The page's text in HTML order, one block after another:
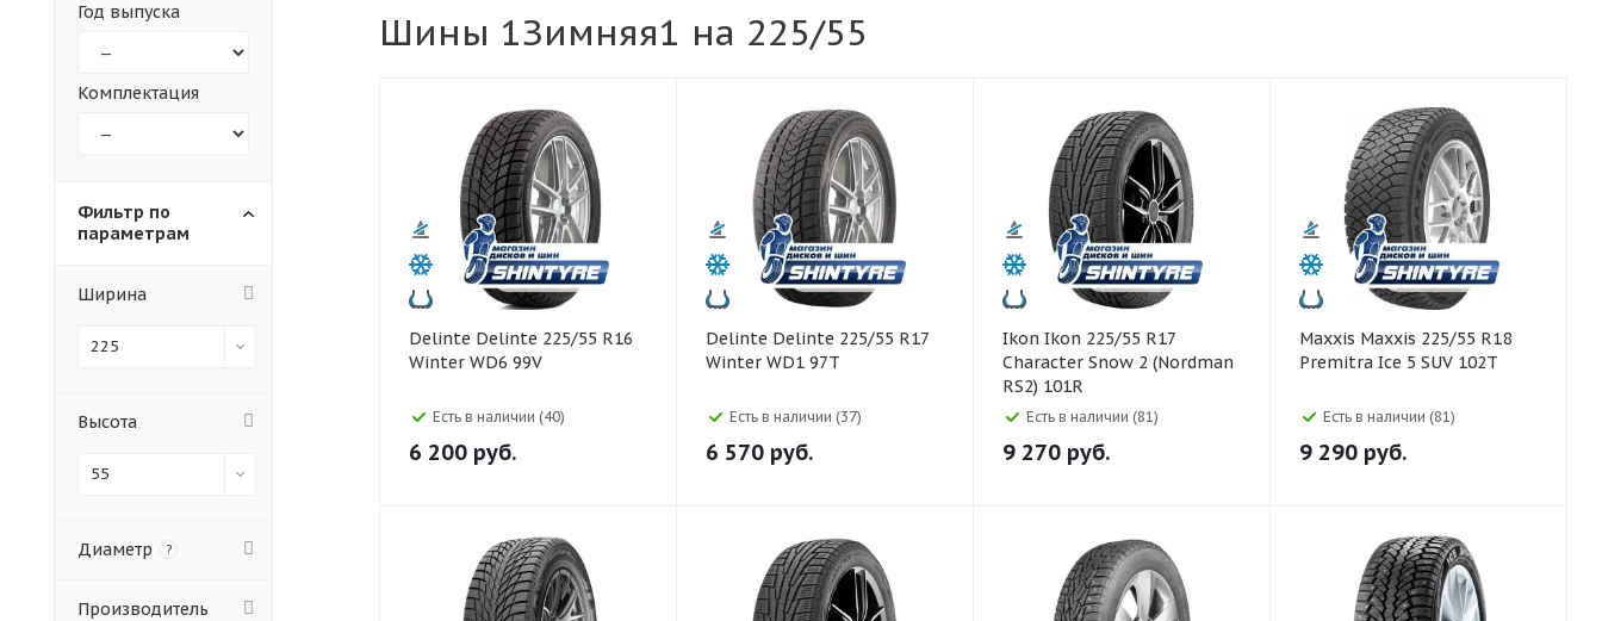
30 35 40 45 45 50 55
Шины 1Зимняя1 на 225/55
Delinte Delinte 225/55 R16
Winter WD6 99V
Есть в наличии (40)
6 200 руб.
Delinte Delinte 225/55 R17
Winter WD1 97T
Есть в наличии (37)
6 570 руб.
Ikon Ikon 225/55 R17
Character Snow 2 (Nordman
RS2) 101R
Есть в наличии (81)
9 270 руб.
Maxxis Maxxis 225/55 R18
Premitra Ice 5 SUV 102T
Есть в наличии (81)
9 290 руб.
Год выпуска
Комплектация
Фильтр по
параметрам
Ширина
225
Высота
55
Диаметр ?
Производитель